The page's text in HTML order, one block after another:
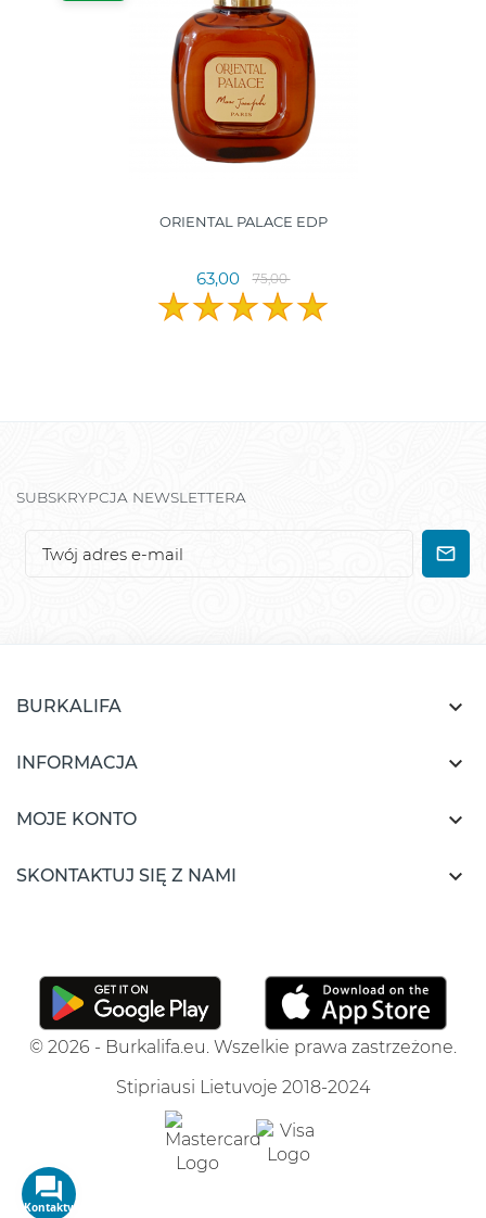
ORIENTAL PALACE EDP
63,00 75,00
SUBSKRYPCJA NEWSLETTERA
BURKALIFA 
INFORMACJA 
MOJE KONTO 
SKONTAKTUJ SIĘ Z NAMI 
© 2026 - Burkalifa.eu. Wszelkie prawa zastrzeżone.
Stipriausi Lietuvoje 2018-2024
Kontakty